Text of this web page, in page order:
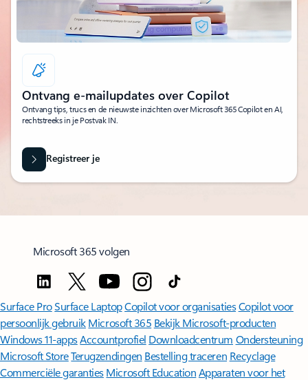
Ontvang e-mailupdates over Copilot
Ontvang tips, trucs en de nieuwste inzichten over Microsoft 365 Copilot en AI,
rechtstreeks in je Postvak IN.
Registreer je
Microsoft 365 volgen
Surface ProSurface LaptopCopilot voor organisatiesCopilot voor
persoonlijk gebruikMicrosoft 365 Bekijk Microsoft-producten
Windows 11-appsAccountprofiel Downloadcentrum Ondersteuning
Microsoft StoreTerugzendingen Bestelling traceren Recyclage
Commerciële garantiesMicrosoft EducationApparaten voor het